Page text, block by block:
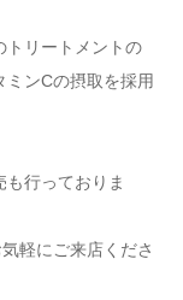
トリートメントの
ンCの摂取を採用
行っておりま
軽にご来店くださ